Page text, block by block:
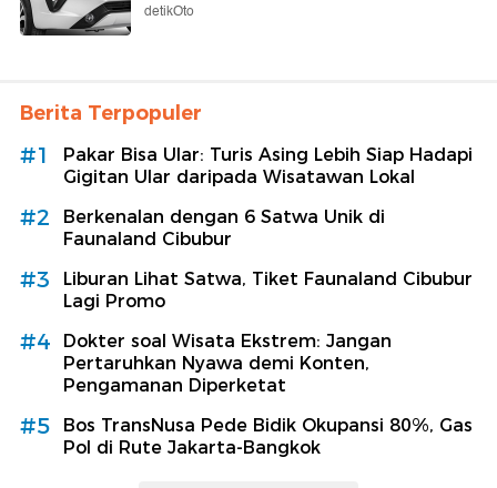
detikOto
Berita Terpopuler
#1
Pakar Bisa Ular: Turis Asing Lebih Siap Hadapi
Gigitan Ular daripada Wisatawan Lokal
#2
Berkenalan dengan 6 Satwa Unik di
Faunaland Cibubur
#3
Liburan Lihat Satwa, Tiket Faunaland Cibubur
Lagi Promo
#4
Dokter soal Wisata Ekstrem: Jangan
Pertaruhkan Nyawa demi Konten,
Pengamanan Diperketat
#5
Bos TransNusa Pede Bidik Okupansi 80%, Gas
Pol di Rute Jakarta-Bangkok